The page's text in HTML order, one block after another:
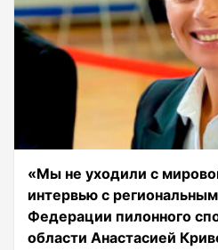
«Мы не уходили с
интервью с
Федерации пилонного
области Анастасией